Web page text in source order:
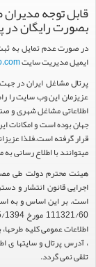
قابل توجه
بصورت رایگان
در صورت عدم تمایل به
ایمیل مدیریت سایت
پرتال مشاغل ایران در
اطلاعاتی مشاغل شهری و
جهان بوده است و امکانات
قرار گرفته است.فلذا
میتوانند با اطلاع رسانی
اطلاعات عمومی کلیه
، آدرس پرتال و سایتها ی
تلقی نمی گردد.